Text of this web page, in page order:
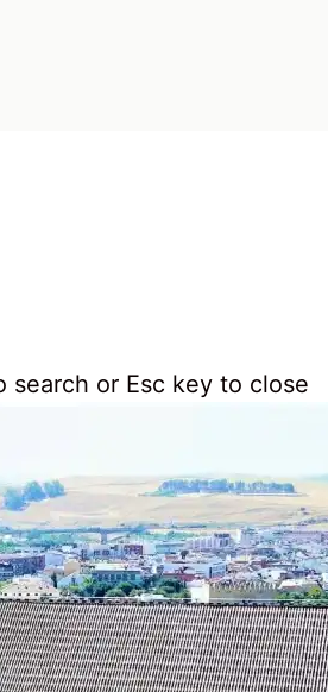
search or Esc key to close